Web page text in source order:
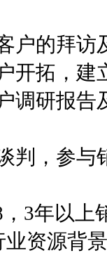
户的拜访
开拓，建
调研报告
判，参与
3年以上
业资源背